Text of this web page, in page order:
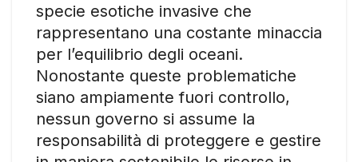
specie esotiche invasive che
rappresentano una costante minaccia
per l’equilibrio degli oceani.
Nonostante queste problematiche
siano ampiamente fuori controllo,
nessun governo si assume la
responsabilità di proteggere e gestire